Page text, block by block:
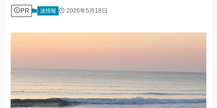
PR 波情報 2026年5月18日